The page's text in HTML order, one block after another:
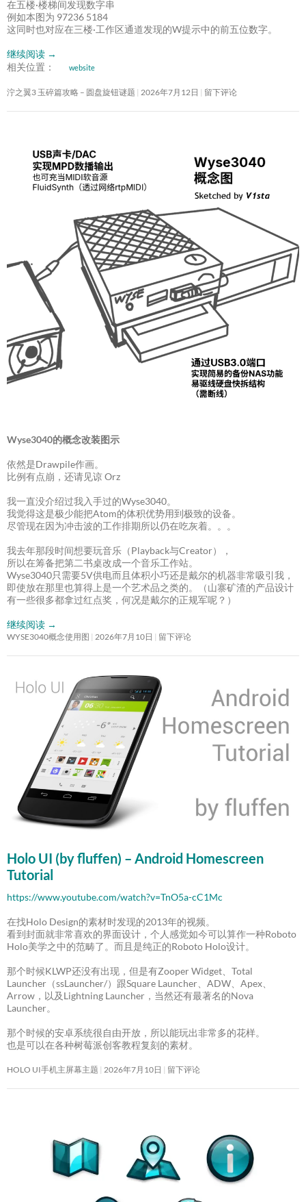
在五楼·楼梯间发现数字串
例如本图为 97236 5184
这同时也对应在三楼·工作区通道发现的W提示中的前五位数字。
继续阅读 →
相关位置：
website
泞之翼3 玉碎篇攻略 – 圆盘旋钮谜题 2026年7月12日 留下评论
Wyse3040的概念改装图示
依然是Drawpile作画。
比例有点崩，还请见谅 Orz
我一直没介绍过我入手过的Wyse3040。
我觉得这是极少能把Atom的体积优势用到极致的设备。
尽管现在因为冲击波的工作排期所以仍在吃灰着。。。
我去年那段时间想要玩音乐（Playback与Creator），
所以在筹备把第二书桌改成一个音乐工作站。
Wyse3040只需要5V供电而且体积小巧还是戴尔的机器非常吸引我，
即使放在那里也算得上是一个艺术品之类的。（山寨矿渣的产品设计
有一些很多都拿过红点奖，何况是戴尔的正规军呢？）
继续阅读 →
WYSE3040概念使用图 2026年7月10日 留下评论
Holo UI (by fluffen) – Android Homescreen
Tutorial
https://www.youtube.com/watch?v=TnO5a-cC1Mc
在找Holo Design的素材时发现的2013年的视频。
看到封面就非常喜欢的界面设计，个人感觉如今可以算作一种Roboto
Holo美学之中的范畴了。而且是纯正的Roboto Holo设计。
那个时候KLWP还没有出现，但是有Zooper Widget、Total
Launcher（ssLauncher/）跟Square Launcher、ADW、Apex、
Arrow，以及Lightning Launcher，当然还有最著名的Nova
Launcher。
那个时候的安卓系统很自由开放，所以能玩出非常多的花样。
也是可以在各种树莓派创客教程复刻的素材。
HOLO UI手机主屏幕主题 2026年7月10日 留下评论